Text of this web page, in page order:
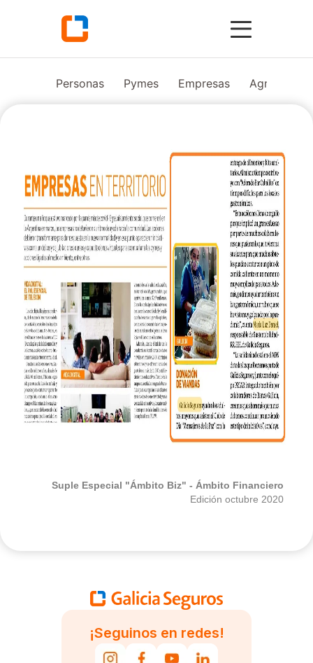
Personas Pymes Empresas Agro
Suple Especial "Ámbito Biz" - Ámbito Financiero
Edición octubre 2020
¡Seguinos en redes!